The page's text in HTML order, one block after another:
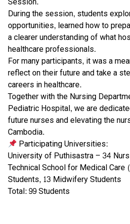
During the session, students
opportunities, learned how to
a clearer understanding of what
healthcare professionals.
For many participants, it was a
reflect on their future and take a
careers in healthcare.
Together with the Nursing
Pediatric Hospital, we are
future nurses and elevating the
Cambodia.
Participating Universities:
University of Puthisastra – 34
Technical School for Medical
Students, 13 Midwifery Students
Total: 99 Students